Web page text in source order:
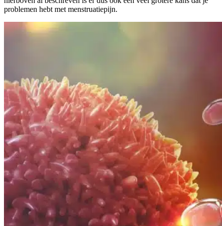
problemen hebt met menstruatiepijn.